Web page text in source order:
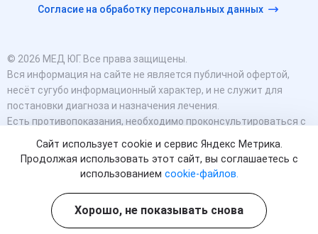
Согласие на обработку персональных данных
© 2026 МЕД ЮГ. Все права защищены.
Вся информация на сайте не является публичной офертой,
несёт сугубо информационный характер, и не служит для
постановки диагноза и назначения лечения.
Есть противопоказания, необходимо проконсультироваться с
мессенджерам и в соцсетях носят исключительно
информационный характер и не являются медицинскими
Оставаясь на сайте вы соглашаетесь на использование
cookies. 18+
Сайт использует cookie и сервис Яндекс Метрика.
Продолжая использовать этот сайт, вы соглашаетесь с
использованием cookie-файлов.
Хорошо, не показывать снова